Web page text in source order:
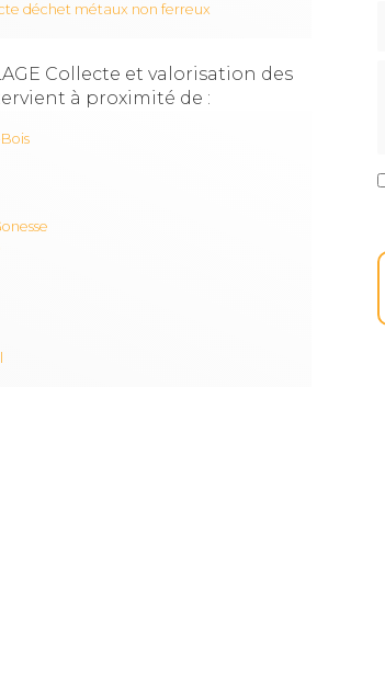
déchet métaux non ferreux
Collecte et valorisation des
à proximité de :